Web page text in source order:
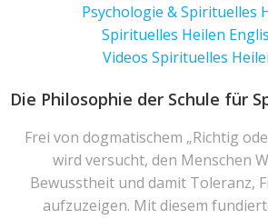
Psychologie & Spirituelles
Spirituelles Heilen
Videos Spirituelles
Die Philosophie der Schule für
Frei von dogmatischem „Richtig
wird versucht, den Menschen
Bewusstheit und damit Toleranz,
aufzuzeigen. Mit diesem